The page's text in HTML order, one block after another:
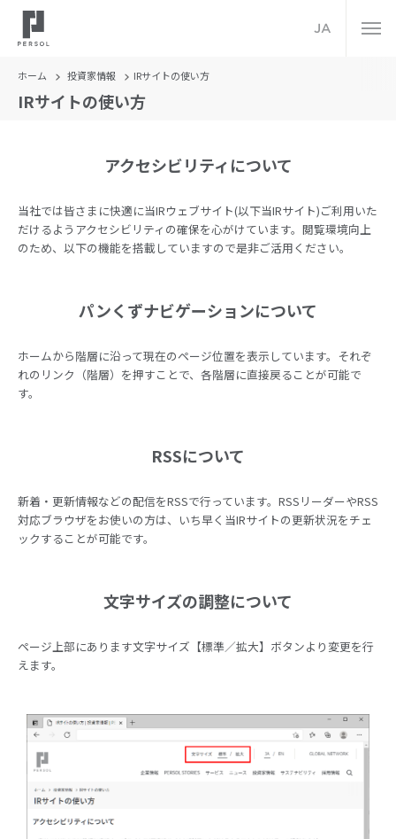
JA
ホーム 投資家情報 IRサイトの使い方
IRサイトの使い方
アクセシビリティについて
当社では皆さまに快適に当IRウェブサイト(以下当IRサイト)ご利用いた
だけるようアクセシビリティの確保を心がけています。閲覧環境向上
のため、以下の機能を搭載していますので是非ご活用ください。
パンくずナビゲーションについて
ホームから階層に沿って現在のページ位置を表示しています。それぞ
れのリンク（階層）を押すことで、各階層に直接戻ることが可能で
す。
RSSについて
新着・更新情報などの配信をRSSで行っています。RSSリーダーやRSS
対応ブラウザをお使いの方は、いち早く当IRサイトの更新状況をチェ
ックすることが可能です。
文字サイズの調整について
ページ上部にあります文字サイズ【標準／拡大】ボタンより変更を行
えます。